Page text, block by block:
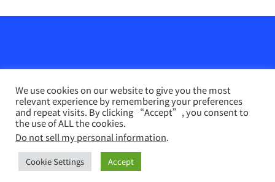
农业天地网 INFO PERTANIAN online （马来文）
Disclaimer
Privacy Policy
We use cookies on our website to give you the most
relevant experience by remembering your preferences
and repeat visits. By clicking “Accept”, you consent to
the use of ALL the cookies.
Do not sell my personal information.
Cookie Settings Accept